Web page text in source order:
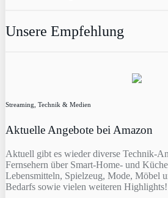
Unsere Empfehlung
Streaming, Technik & Medien
Aktuelle Angebote bei Amazon
Aktuell gibt es wieder diverse Technik-
Fernsehern über Smart-Home- und
Lebensmitteln, Spielzeug, Mode, Möbel
Bedarfs sowie vielen weiteren Highlights!